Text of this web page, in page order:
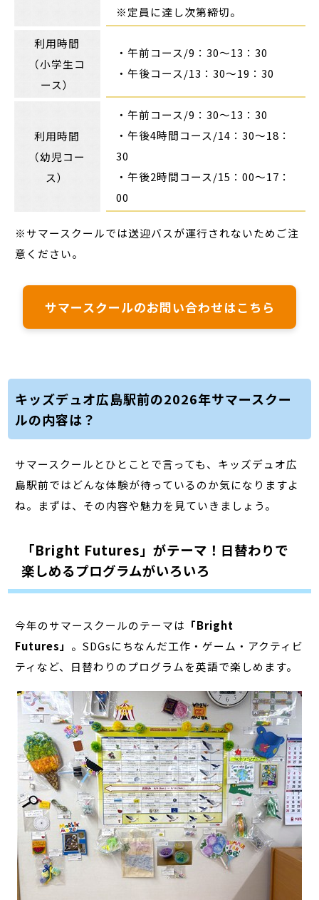
※定員に達し次第締切。
利用時間
（小学生コ
ース）
・午前コース/9：30〜13：30
・午後コース/13：30〜19：30
利用時間
（幼児コー
ス）
・午前コース/9：30〜13：30
・午後4時間コース/14：30〜18：
30
・午後2時間コース/15：00〜17：
00
※サマースクールでは送迎バスが運行されないためご注
意ください。
サマースクールのお問い合わせはこちら
キッズデュオ広島駅前の2026年サマースクー
ルの内容は？
サマースクールとひとことで言っても、キッズデュオ広
島駅前ではどんな体験が待っているのか気になりますよ
ね。まずは、その内容や魅力を見ていきましょう。
「Bright Futures」がテーマ！日替わりで
楽しめるプログラムがいろいろ
今年のサマースクールのテーマは 「Bright
Futures」 。SDGsにちなんだ工作・ゲーム・アクティビ
ティなど、日替わりのプログラムを英語で楽しめます。